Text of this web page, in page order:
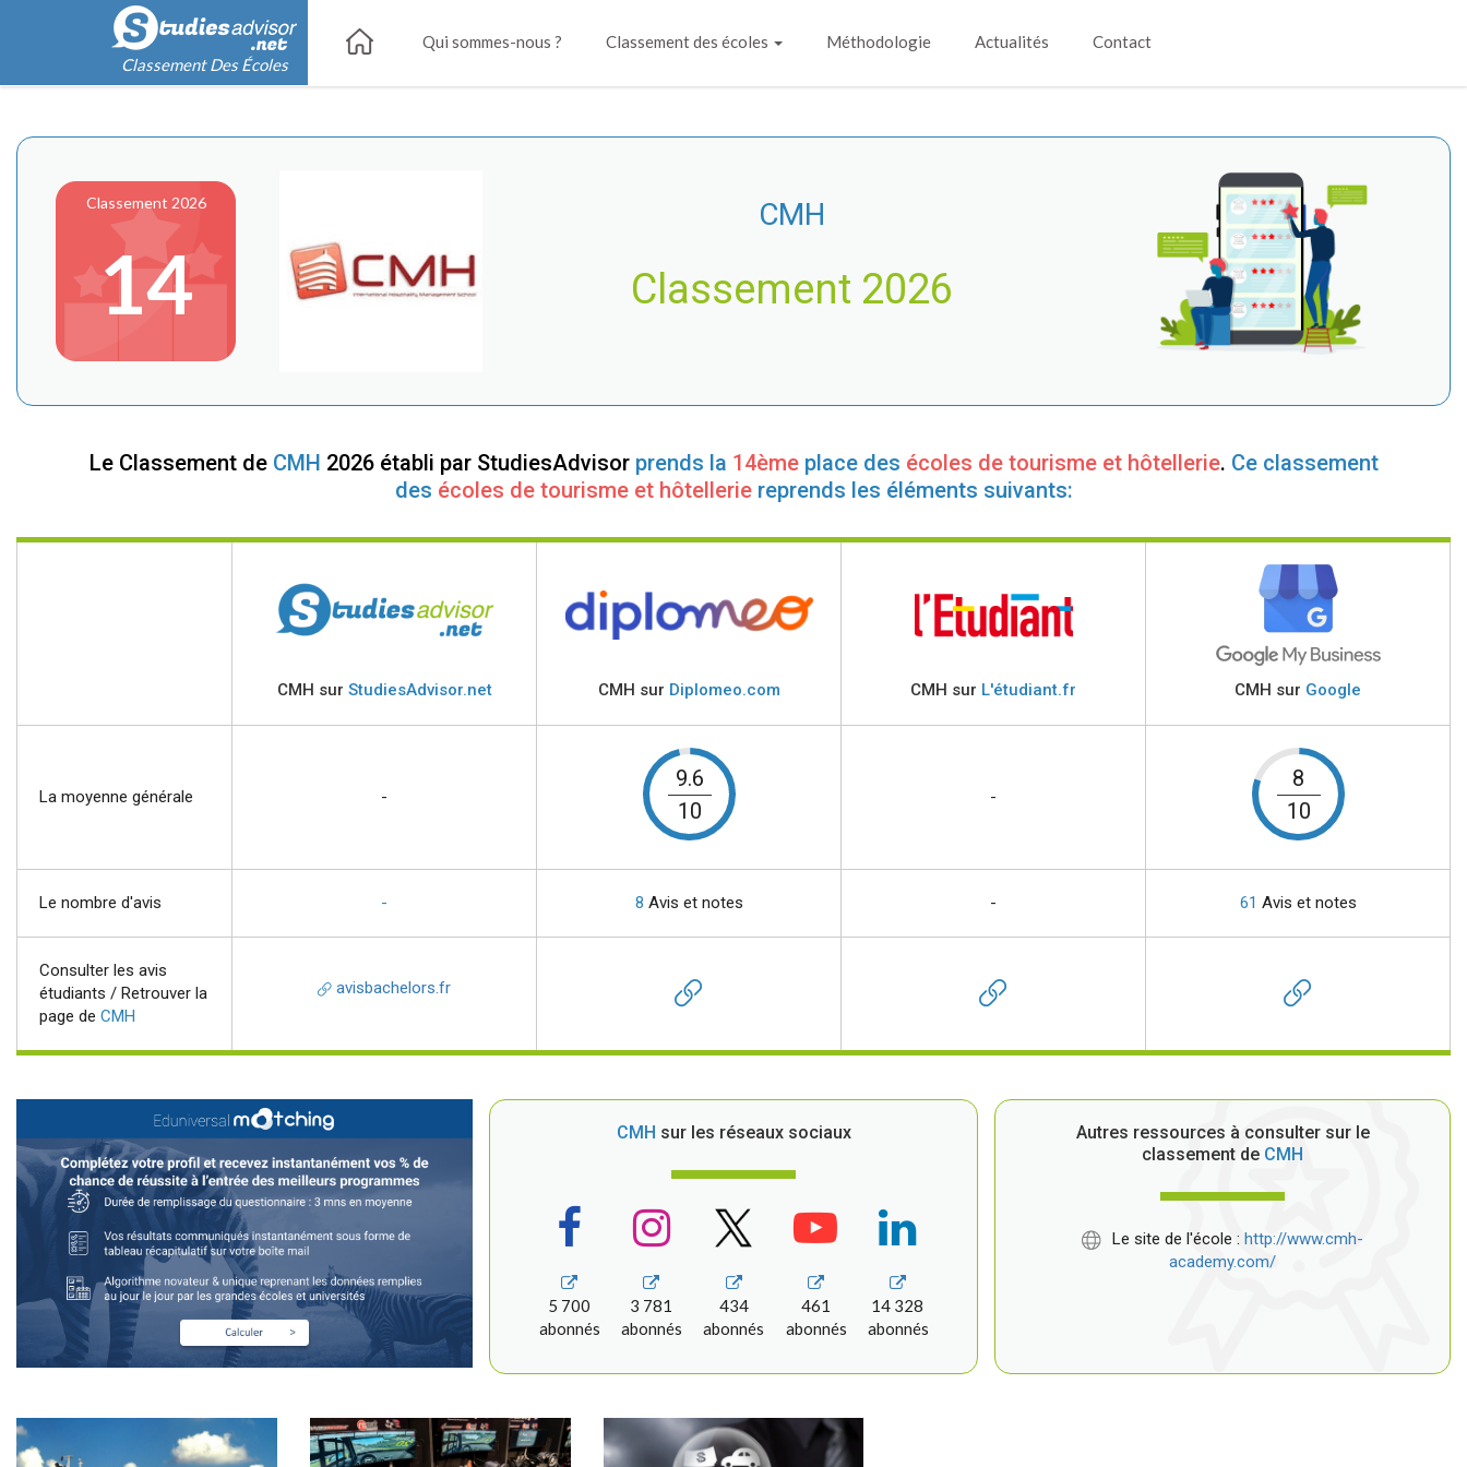
Classement Des Écoles
Qui sommes-nous ? Classement des écoles Méthodologie Actualités Contact
Classement 2026
14
CMH
Classement 2026
Le Classement de CMH 2026 établi par StudiesAdvisor prends la 14èmeplace des écoles de tourisme et hôtellerie. Ce classement
des écoles de tourisme et hôtellerie reprends les éléments suivants:
CMH sur StudiesAdvisor.net CMH sur Diplomeo.com CMH sur L'étudiant.fr CMH sur Google
La moyenne générale -
9.6
10
-
8
10
Le nombre d'avis - 8 Avis et notes - 61 Avis et notes
Consulter les avis
étudiants / Retrouver la
page de CMH
avisbachelors.fr
CMH sur les réseaux sociaux
5 700
abonnés
3 781
abonnés
434
abonnés
461
abonnés
14 328
abonnés
Autres ressources à consulter sur le
classement de CMH
Le site de l'école : http://www.cmh-
academy.com/